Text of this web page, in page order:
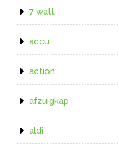
7 watt
accu
action
afzuigkap
aldi